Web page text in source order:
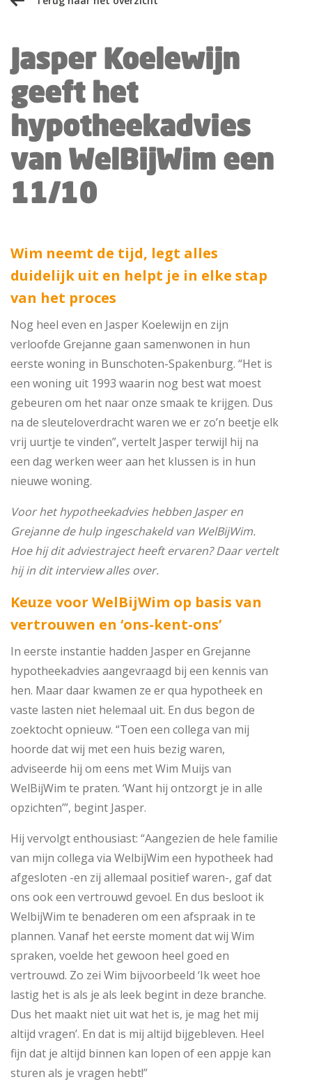
Jasper Koelewijn
geeft het
hypotheekadvies
van WelBijWim een
11/10
Wim neemt de tijd, legt alles
duidelijk uit en helpt je in elke stap
van het proces
Nog heel even en Jasper Koelewijn en zijn
verloofde Grejanne gaan samenwonen in hun
eerste woning in Bunschoten-Spakenburg. “Het is
een woning uit 1993 waarin nog best wat moest
gebeuren om het naar onze smaak te krijgen. Dus
na de sleuteloverdracht waren we er zo’n beetje elk
vrij uurtje te vinden”, vertelt Jasper terwijl hij na
een dag werken weer aan het klussen is in hun
nieuwe woning.
Voor het hypotheekadvies hebben Jasper en
Grejanne de hulp ingeschakeld van WelBijWim.
Hoe hij dit adviestraject heeft ervaren? Daar vertelt
hij in dit interview alles over.
Keuze voor WelBijWim op basis van
vertrouwen en ‘ons-kent-ons’
In eerste instantie hadden Jasper en Grejanne
hypotheekadvies aangevraagd bij een kennis van
hen. Maar daar kwamen ze er qua hypotheek en
vaste lasten niet helemaal uit. En dus begon de
zoektocht opnieuw. “Toen een collega van mij
hoorde dat wij met een huis bezig waren,
adviseerde hij om eens met Wim Muijs van
WelBijWim te praten. ‘Want hij ontzorgt je in alle
opzichten’”, begint Jasper.
Hij vervolgt enthousiast: “Aangezien de hele familie
van mijn collega via WelbijWim een hypotheek had
afgesloten -en zij allemaal positief waren-, gaf dat
ons ook een vertrouwd gevoel. En dus besloot ik
WelbijWim te benaderen om een afspraak in te
plannen. Vanaf het eerste moment dat wij Wim
spraken, voelde het gewoon heel goed en
vertrouwd. Zo zei Wim bijvoorbeeld ‘Ik weet hoe
lastig het is als je als leek begint in deze branche.
Dus het maakt niet uit wat het is, je mag het mij
altijd vragen’. En dat is mij altijd bijgebleven. Heel
fijn dat je altijd binnen kan lopen of een appje kan
sturen als je vragen hebt!”